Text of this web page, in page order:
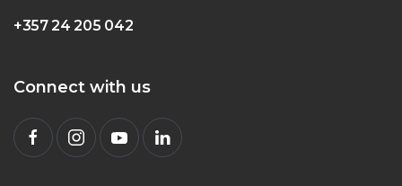
+357 24 205 042
Connect with us